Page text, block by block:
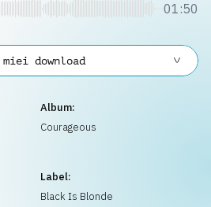
01:50
Album:
Courageous
Label:
Black Is Blonde
download